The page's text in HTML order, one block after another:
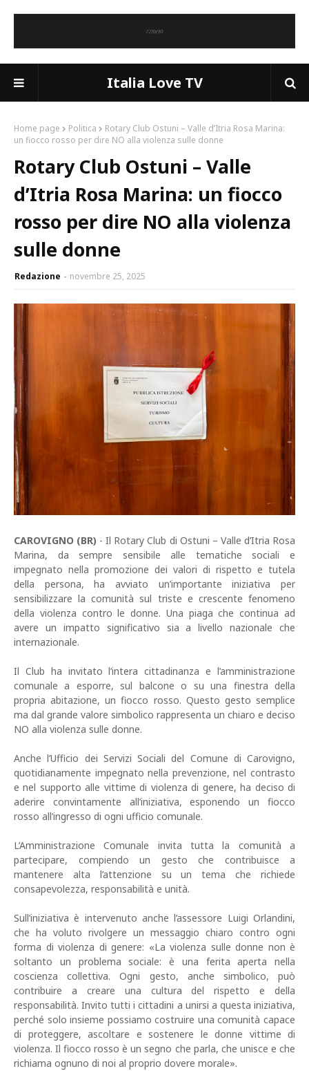
Italia Love TV
Home page Politica
Rotary Club Ostuni – Valle d’Itria Rosa Marina:
un fiocco rosso per dire NO alla violenza sulle donne
Rotary Club Ostuni – Valle
d’Itria Rosa Marina: un fiocco
rosso per dire NO alla violenza
sulle donne
Redazione novembre 25, 2025
CAROVIGNO (BR) - Il Rotary Club di Ostuni – Valle d’Itria Rosa
Marina, da sempre sensibile alle tematiche sociali e
impegnato nella promozione dei valori di rispetto e tutela
della persona, ha avviato un’importante iniziativa per
sensibilizzare la comunità sul triste e crescente fenomeno
della violenza contro le donne. Una piaga che continua ad
avere un impatto significativo sia a livello nazionale che
internazionale.
Il Club ha invitato l’intera cittadinanza e l’amministrazione
comunale a esporre, sul balcone o su una finestra della
propria abitazione, un fiocco rosso. Questo gesto semplice
ma dal grande valore simbolico rappresenta un chiaro e deciso
NO alla violenza sulle donne.
Anche l’Ufficio dei Servizi Sociali del Comune di Carovigno,
quotidianamente impegnato nella prevenzione, nel contrasto
e nel supporto alle vittime di violenza di genere, ha deciso di
aderire convintamente all’iniziativa, esponendo un fiocco
rosso all’ingresso di ogni ufficio comunale.
L’Amministrazione Comunale invita tutta la comunità a
partecipare, compiendo un gesto che contribuisce a
mantenere alta l’attenzione su un tema che richiede
consapevolezza, responsabilità e unità.
Sull’iniziativa è intervenuto anche l’assessore Luigi Orlandini,
che ha voluto rivolgere un messaggio chiaro contro ogni
forma di violenza di genere: «La violenza sulle donne non è
soltanto un problema sociale: è una ferita aperta nella
coscienza collettiva. Ogni gesto, anche simbolico, può
contribuire a creare una cultura del rispetto e della
responsabilità. Invito tutti i cittadini a unirsi a questa iniziativa,
perché solo insieme possiamo costruire una comunità capace
di proteggere, ascoltare e sostenere le donne vittime di
violenza. Il fiocco rosso è un segno che parla, che unisce e che
richiama ognuno di noi al proprio dovere morale».